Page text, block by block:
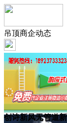
吊顶商企动态
创诗新风无管道